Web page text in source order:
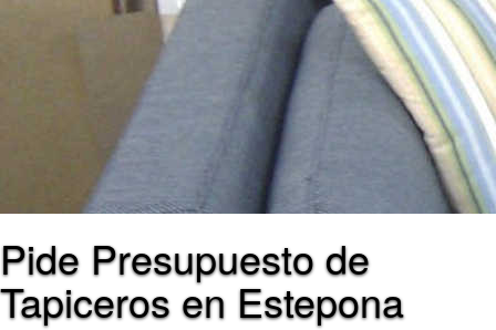
Pide Presupuesto de
Tapiceros en Estepona